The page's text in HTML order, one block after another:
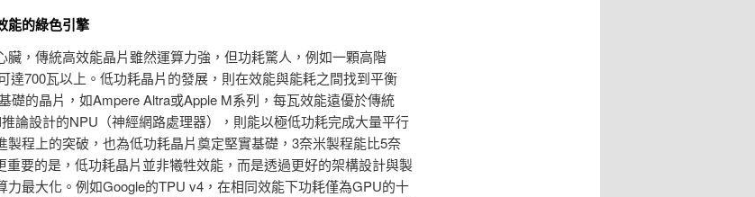
能的綠色引擎
臟，傳統高效能晶片雖然運算力強，但功耗驚人，例如一顆高階
達700瓦以上。低功耗晶片的發展，則在效能與能耗之間找到平衡
礎的晶片，如Ampere Altra或Apple M系列，每瓦效能遠優於傳統
論設計的NPU（神經網路處理器），則能以極低功耗完成大量平行
製程上的突破，也為低功耗晶片奠定堅實基礎，3奈米製程能比5奈
重要的是，低功耗晶片並非犧牲效能，而是透過更好的架構設計與製
力最大化。例如Google的TPU v4，在相同效能下功耗僅為GPU的十